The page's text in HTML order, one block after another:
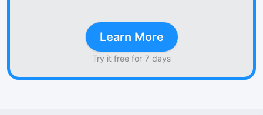
Learn More
Try it free for 7 days